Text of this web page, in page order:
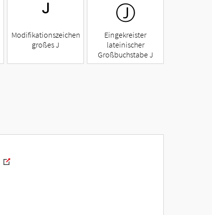
ᴶ
Modifikationszeichen
großes J
Ⓙ
Eingekreister
lateinischer
Großbuchstabe J